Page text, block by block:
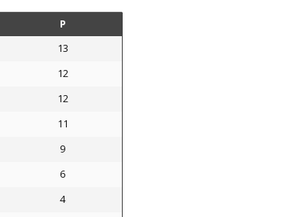
P
13
12
12
11
9
6
4